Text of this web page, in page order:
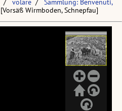
volare
Sammlung: Benvenuti,
[Vorsäß Wirmboden, Schnepfau]